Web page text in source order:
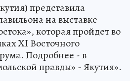
представила
на выставке
которая пройдет во
XI Восточного
Подробнее - в
правды» - Якутия».